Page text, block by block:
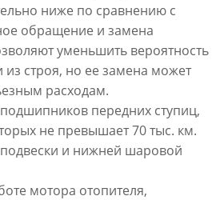
ниже по сравнению с
обращение и замена
уменьшить вероятность
из строя, но ее замена может
расходам.
передних ступиц,
не превышает 70 тыс. км.
и нижней шаровой
мотора отопителя,